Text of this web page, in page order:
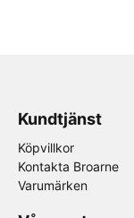
Kundtjänst
Köpvillkor
Kontakta Broarne
Varumärken